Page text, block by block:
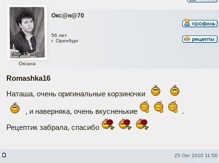
Окc@н@70
Оксана
56 лет
г. Оренбург
Romashka16
Наташа, очень оригинальные корзиночки
, и наверняка, очень вкусненькие
.
Рецептик забрала, спасибо
25 Окт 2010 11:56